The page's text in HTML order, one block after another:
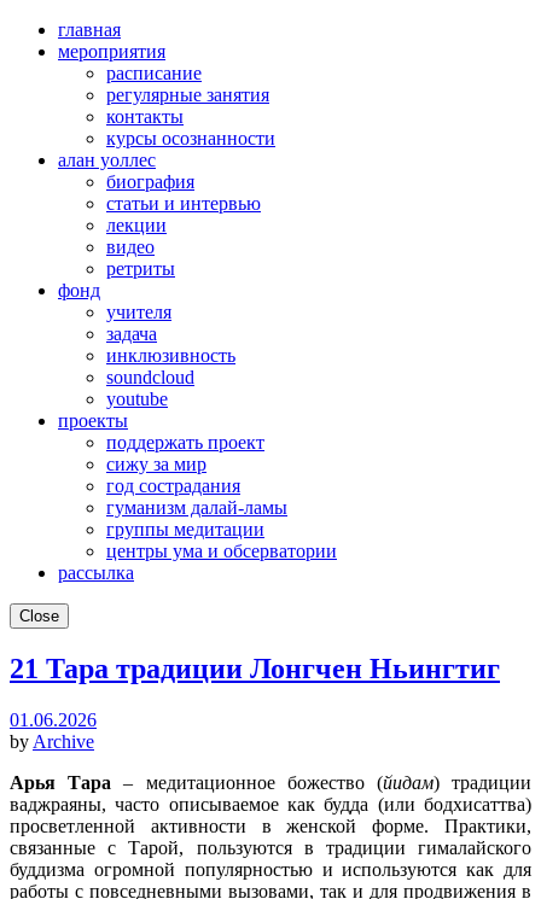
главная
мероприятия
расписание
регулярные занятия
контакты
курсы осознанности
алан уоллес
биография
статьи и интервью
лекции
видео
ретриты
фонд
учителя
задача
инклюзивность
soundcloud
youtube
проекты
поддержать проект
сижу за мир
год сострадания
гуманизм далай-ламы
группы медитации
центры ума и обсерватории
рассылка
Close
21 Тара традиции Лонгчен Ньингтиг
01.06.2026
by Archive
Арья Тара – медитационное божество (йидам) традиции
ваджраяны, часто описываемое как будда (или бодхисаттва)
просветленной активности в женской форме. Практики,
связанные с Тарой, пользуются в традиции гималайского
буддизма огромной популярностью и используются как для
работы с повседневными вызовами, так и для продвижения в